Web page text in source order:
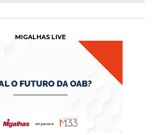
MIGALHAS LIVE